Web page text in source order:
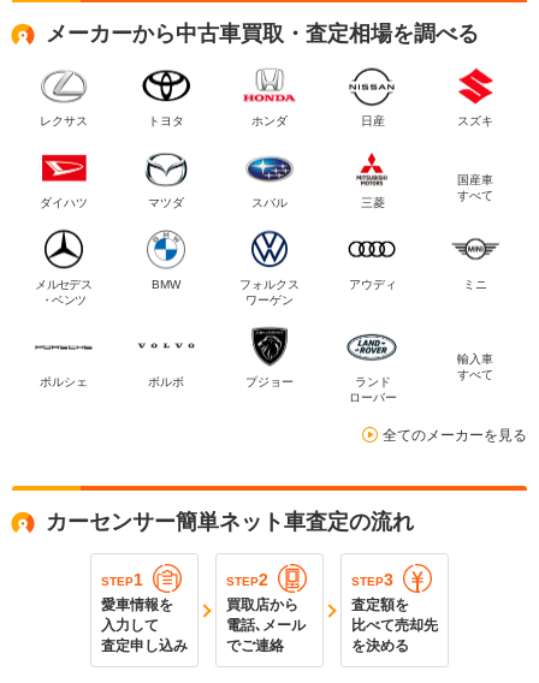
メーカーから中古車買取・査定相場を調べる
レクサス トヨタ ホンダ 日産 スズキ
ダイハツ マツダ スバル 三菱
国産車
すべて
メルセデス
・ベンツ
BMW
フォルクス
ワーゲン
アウディ ミニ
ポルシェ ボルボ プジョー
ランド
ローバー
輸入車
すべて
全てのメーカーを見る
カーセンサー簡単ネット車査定の流れ
STEP1
愛車情報を
入力して
査定申し込み
STEP2
買取店から
電話､メール
でご連絡
STEP3
査定額を
比べて売却先
を決める